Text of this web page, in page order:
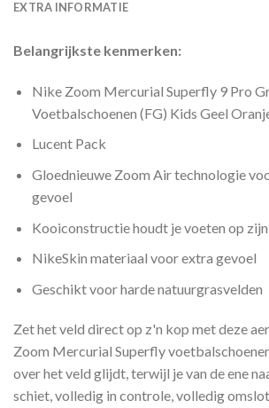
EXTRA INFORMATIE
Belangrijkste kenmerken:
Nike Zoom Mercurial Superfly 9 Pro
Voetbalschoenen (FG) Kids Geel
Lucent Pack
Gloednieuwe Zoom Air technologie
gevoel
Kooiconstructie houdt je voeten op
NikeSkin materiaal voor extra gevoel
Geschikt voor harde natuurgrasvelden
Zet het veld direct op z'n kop met deze
Zoom Mercurial Superfly
over het veld glijdt, terwijl je van de ene
schiet, volledig in controle, volledig